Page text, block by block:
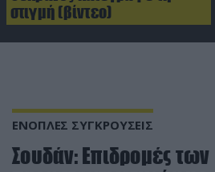
στιγμή (βίντεο)
ΕΝΟΠΛΕΣ ΣΥΓΚΡΟΥΣΕΙΣ
Σουδάν: Επιδρομές των